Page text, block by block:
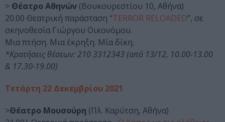
> Θέατρο Αθηνών (Βουκουρεστίου 10, Αθήνα)
20.00 Θεατρική παράσταση “TERROR RELOADED”, σε
σκηνοθεσία Γιώργου Οικονόμου.
Μια πτήση. Μια έκρηξη. Μία δίκη.
*Κρατήσεις θέσεων: 210 3312343 (από 13/12, 10.00-13.00
& 17.30-19.00)
Τετάρτη 22 Δεκεμβρίου 2021
>Θέατρο Μουσούρη (Πλ. Καρύτση, Αθήνα)